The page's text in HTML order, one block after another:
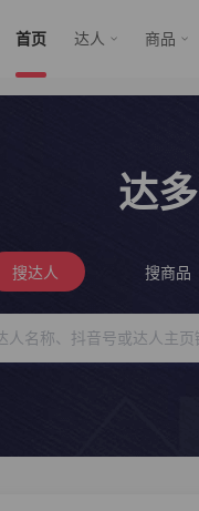
首页 达人 商品
达
搜达人 搜商品